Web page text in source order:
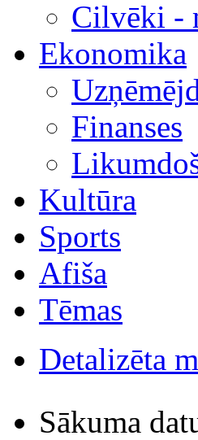
Cilvēki -
Ekonomika
Finanses
Kultūra
Sports
Afiša
Tēmas
Detalizēta
Sākuma